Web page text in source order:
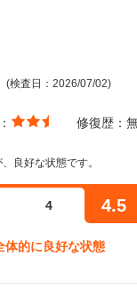
(検査日：2026/07/02)
修復歴：
良好な状態です。
4 4.5
体的に良好な状態